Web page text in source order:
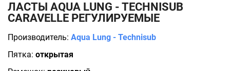
ЛАСТЫ AQUA LUNG - TECHNISUB
CARAVELLE РЕГУЛИРУЕМЫЕ
Производитель: Aqua Lung - Technisub
Пятка: открытая